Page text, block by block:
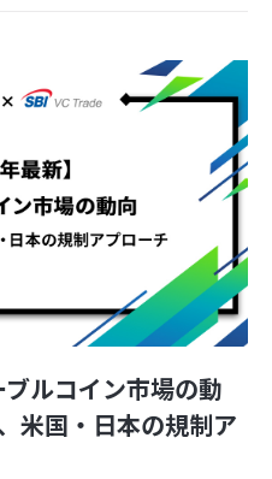
ブルコイン市場の動
米国・日本の規制ア